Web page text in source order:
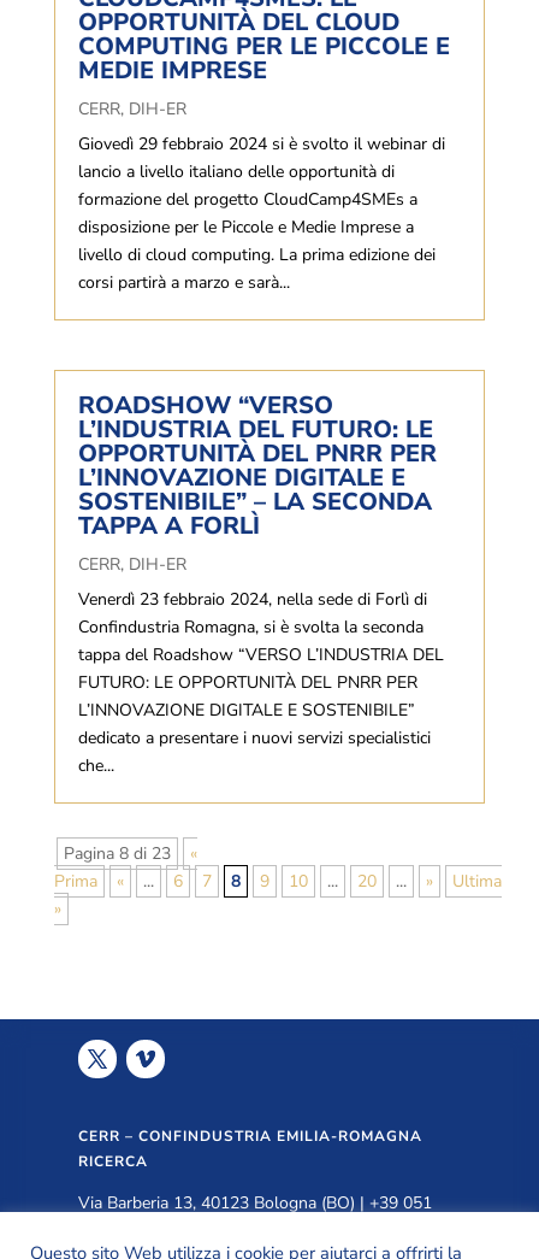
OPPORTUNITÀ DEL CLOUD
COMPUTING PER LE PICCOLE E
MEDIE IMPRESE
CERR, DIH-ER
Giovedì 29 febbraio 2024 si è svolto il webinar di
lancio a livello italiano delle opportunità di
formazione del progetto CloudCamp4SMEs a
disposizione per le Piccole e Medie Imprese a
livello di cloud computing. La prima edizione dei
corsi partirà a marzo e sarà...
ROADSHOW “VERSO
L’INDUSTRIA DEL FUTURO: LE
OPPORTUNITÀ DEL PNRR PER
L’INNOVAZIONE DIGITALE E
SOSTENIBILE” – LA SECONDA
TAPPA A FORLÌ
CERR, DIH-ER
Venerdì 23 febbraio 2024, nella sede di Forlì di
Confindustria Romagna, si è svolta la seconda
tappa del Roadshow “VERSO L’INDUSTRIA DEL
FUTURO: LE OPPORTUNITÀ DEL PNRR PER
L’INNOVAZIONE DIGITALE E SOSTENIBILE”
dedicato a presentare i nuovi servizi specialistici
che...
Pagina 8 di 23
«
Prima
« ... 6 7 8 9 10 ... 20 ... »
Ultima
»
CERR – CONFINDUSTRIA EMILIA-ROMAGNA
RICERCA
Via Barberia 13, 40123 Bologna (BO) | +39 051
Questo sito Web utilizza i cookie per aiutarci a offrirti la